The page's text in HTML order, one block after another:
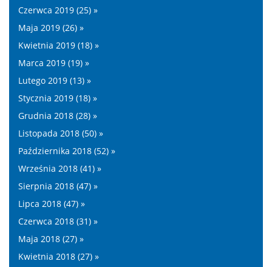
Czerwca 2019 (25) »
Maja 2019 (26) »
Kwietnia 2019 (18) »
Marca 2019 (19) »
Lutego 2019 (13) »
Stycznia 2019 (18) »
Grudnia 2018 (28) »
Listopada 2018 (50) »
Października 2018 (52) »
Września 2018 (41) »
Sierpnia 2018 (47) »
Lipca 2018 (47) »
Czerwca 2018 (31) »
Maja 2018 (27) »
Kwietnia 2018 (27) »